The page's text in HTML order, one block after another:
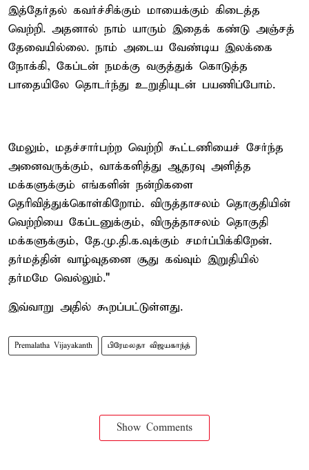
இத்தேர்தல் கவர்ச்சிக்கும் மாயைக்கும் கிடைத்த
வெற்றி. அதனால் நாம் யாரும் இதைக் கண்டு அஞ்சத்
தேவையில்லை. நாம் அடைய வேண்டிய இலக்கை
நோக்கி, கேப்டன் நமக்கு வகுத்துக் கொடுத்த
பாதையிலே தொடர்ந்து உறுதியுடன் பயணிப்போம்.
மேலும், மதச்சார்பற்ற வெற்றி கூட்டணியைச் சேர்ந்த
அனைவருக்கும், வாக்களித்து ஆதரவு அளித்த
மக்களுக்கும் எங்களின் நன்றிகளை
தெரிவித்துக்கொள்கிறோம். விருத்தாசலம் தொகுதியின்
வெற்றியை கேப்டனுக்கும், விருத்தாசலம் தொகுதி
மக்களுக்கும், தே.மு.தி.க.வுக்கும் சமர்ப்பிக்கிறேன்.
தர்மத்தின் வாழ்வுதனை சூது கவ்வும் இறுதியில்
தர்மமே வெல்லும்."
இவ்வாறு அதில் கூறப்பட்டுள்ளது.
Premalatha Vijayakanth பிரேமலதா விஜயகாந்த்
Show Comments